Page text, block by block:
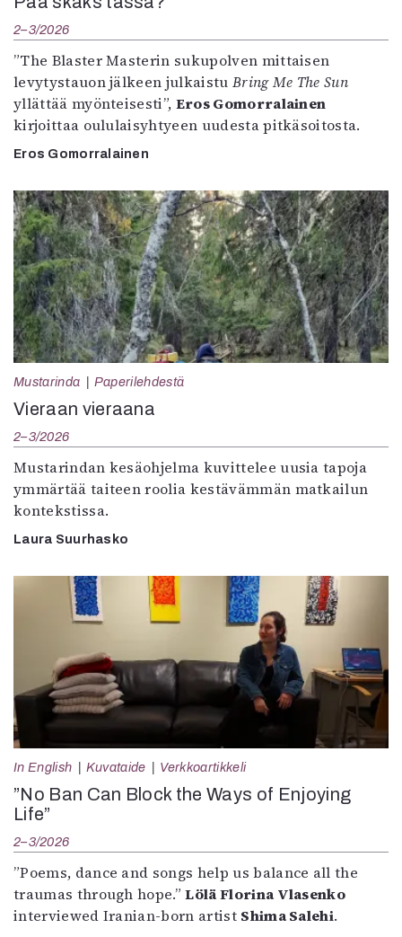
2–3/2026
”The Blaster Masterin sukupolven mittaisen
levytystauon jälkeen julkaistu Bring Me The Sun
yllättää myönteisesti”, Eros Gomorralainen
kirjoittaa oululaisyhtyeen uudesta pitkäsoitosta.
Eros Gomorralainen
Mustarinda Paperilehdestä
Vieraan vieraana
2–3/2026
Mustarindan kesäohjelma kuvittelee uusia tapoja
ymmärtää taiteen roolia kestävämmän matkailun
kontekstissa.
Laura Suurhasko
In English Kuvataide Verkkoartikkeli
”No Ban Can Block the Ways of Enjoying
Life”
2–3/2026
”Poems, dance and songs help us balance all the
traumas through hope.”Lölä Florina Vlasenko
interviewed Iranian-born artist Shima Salehi.